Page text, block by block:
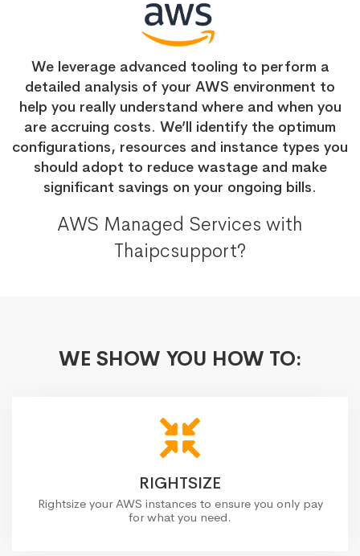
We leverage advanced tooling to perform a
detailed analysis of your AWS environment to
help you really understand where and when you
are accruing costs. We’ll identify the optimum
configurations, resources and instance types you
should adopt to reduce wastage and make
significant savings on your ongoing bills.
AWS Managed Services with
Thaipcsupport?
WE SHOW YOU HOW TO:
RIGHTSIZE
Rightsize your AWS instances to ensure you only pay
for what you need.